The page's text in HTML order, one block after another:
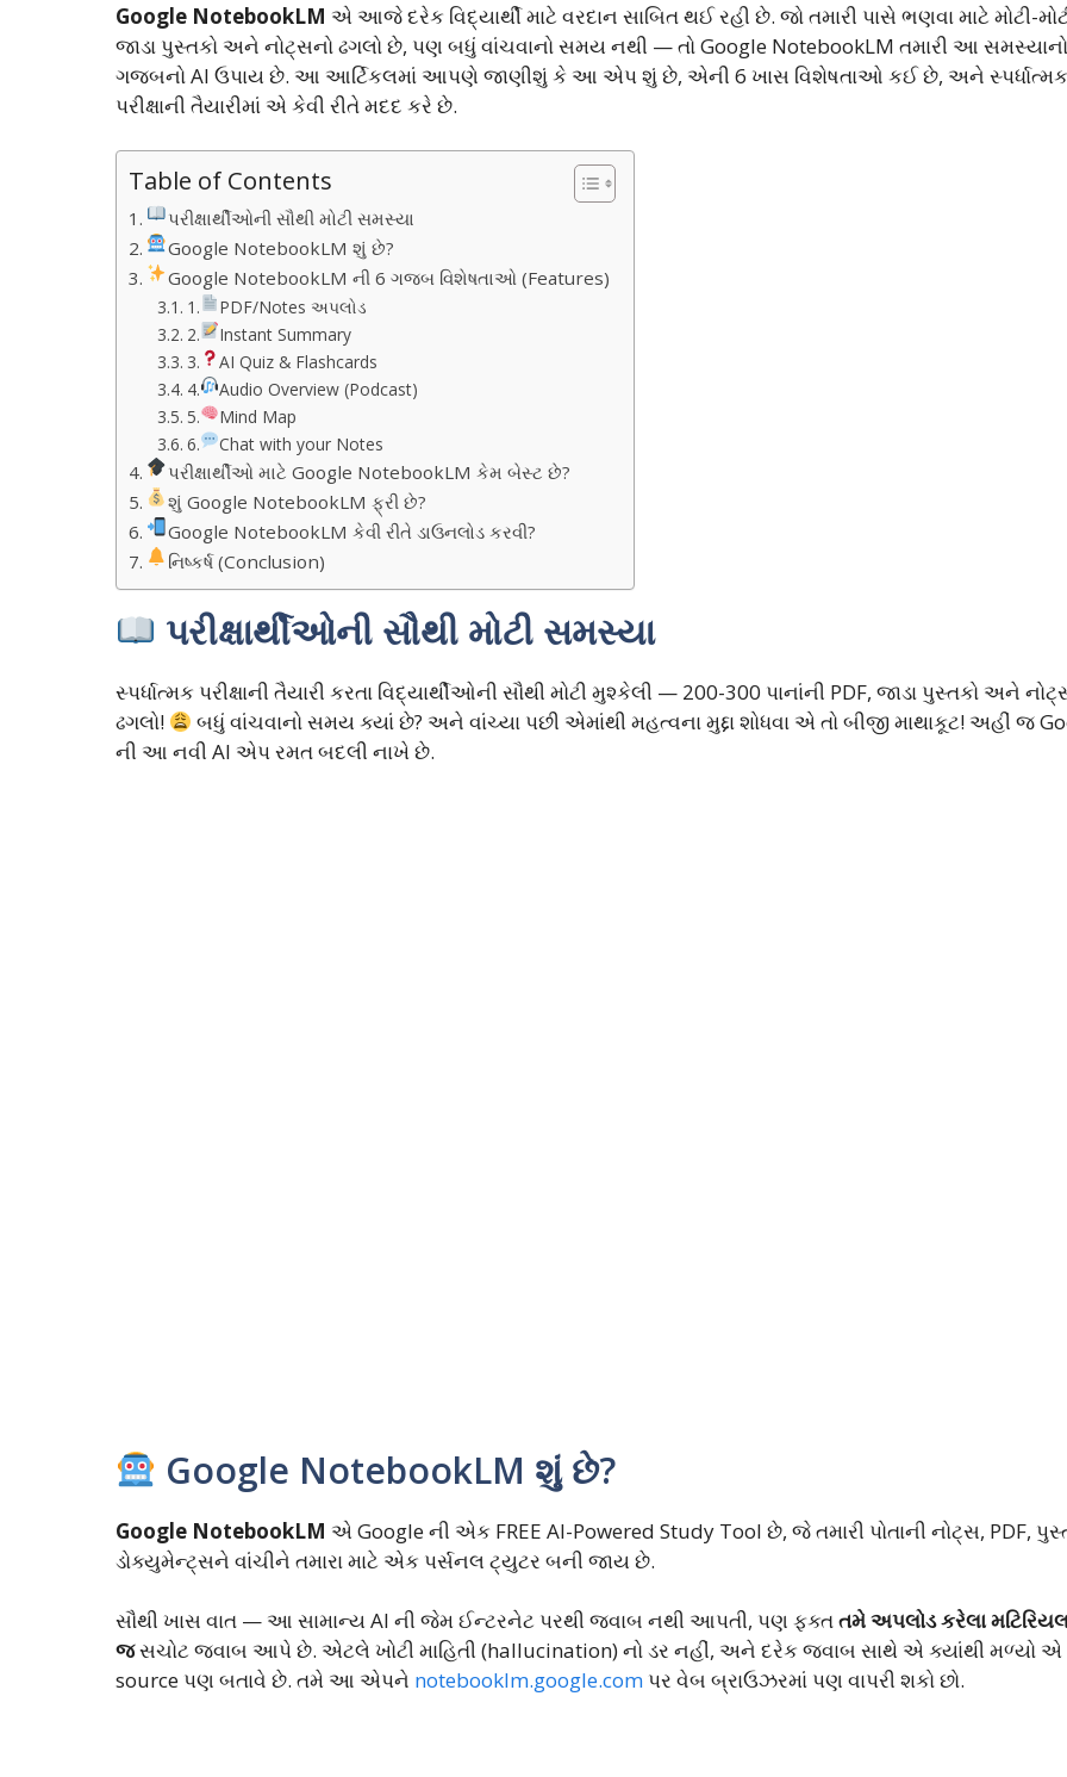
Google NotebookLM એ આજે દરેક વિદ્યાર્થી માટે વરદાન સાબિત થઈ રહી છે. જો તમારી પાસે ભણવા માટે મોટી-
જાડા પુસ્તકો અને નોટ્સનો ઢગલો છે, પણ બધું વાંચવાનો સમય નથી — તો Google NotebookLM તમારી આ સમસ્યાનો
ગજબનો AI ઉપાય છે. આ આર્ટિકલમાં આપણે જાણીશું કે આ એપ શું છે, એની 6 ખાસ વિશેષતાઓ કઈ છે, અને સ્પર્ધાત્મક
પરીક્ષાની તૈયારીમાં એ કેવી રીતે મદદ કરે છે.
Table of Contents
પરીક્ષાર્થીઓની સૌથી મોટી સમસ્યા
Google NotebookLM શું છે?
Google NotebookLM ની 6 ગજબ વિશેષતાઓ (Features)
1.
PDF/Notes અપલોડ
2.
Instant Summary
3.
AI Quiz & Flashcards
4.
Audio Overview (Podcast)
5.
Mind Map
6.
Chat with your Notes
પરીક્ષાર્થીઓ માટે Google NotebookLM કેમ બેસ્ટ છે?
શું Google NotebookLM ફ્રી છે?
Google NotebookLM કેવી રીતે ડાઉનલોડ કરવી?
નિષ્કર્ષ (Conclusion)
પરીક્ષાર્થીઓની સૌથી મોટી સમસ્યા
સ્પર્ધાત્મક પરીક્ષાની તૈયારી કરતા વિદ્યાર્થીઓની સૌથી મોટી મુશ્કેલી — 200-300 પાનાંની PDF, જાડા પુસ્તકો અને
ઢગલો!
બધું વાંચવાનો સમય ક્યાં છે? અને વાંચ્યા પછી એમાંથી મહત્વના મુદ્દા શોધવા એ તો બીજી માથાકૂટ! અહીં જ
ની આ નવી AI એપ રમત બદલી નાખે છે.
Google NotebookLM શું છે?
Google NotebookLM એ Google ની એક FREE AI-Powered Study Tool છે, જે તમારી પોતાની નોટ્સ, PDF,
ડોક્યુમેન્ટ્સને વાંચીને તમારા માટે એક પર્સનલ ટ્યુટર બની જાય છે.
સૌથી ખાસ વાત — આ સામાન્ય AI ની જેમ ઈન્ટરનેટ પરથી જવાબ નથી આપતી, પણ ફક્તતમે અપલોડ કરેલા
જસચોટ જવાબ આપે છે. એટલે ખોટી માહિતી (hallucination) નો ડર નહીં, અને દરેક જવાબ સાથે એ ક્યાંથી મળ્યો એ
source પણ બતાવે છે. તમે આ એપને notebooklm.google.comપર વેબ બ્રાઉઝરમાં પણ વાપરી શકો છો.